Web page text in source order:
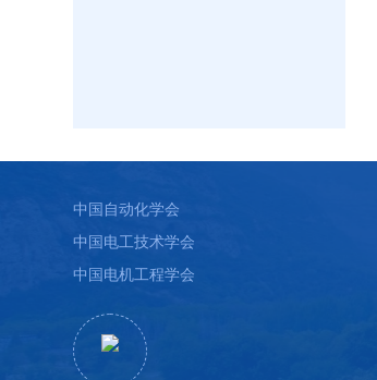
中国自动化学会
中国电工技术学会
中国电机工程学会